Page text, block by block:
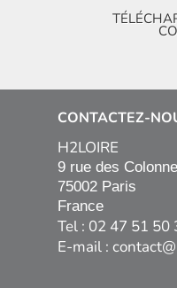
CONTACTEZ-
H2LOIRE
9 rue des
75002 Paris
France
Tel : 02 47 51 50
E-mail :